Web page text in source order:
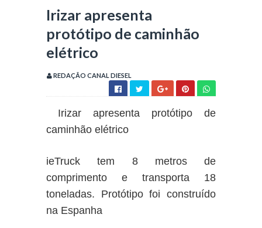
Irizar apresenta
protótipo de caminhão
elétrico
REDAÇÃO CANAL DIESEL
Irizar apresenta protótipo de
caminhão elétrico
ieTruck tem 8 metros de
comprimento e transporta 18
toneladas. Protótipo foi construído
na Espanha